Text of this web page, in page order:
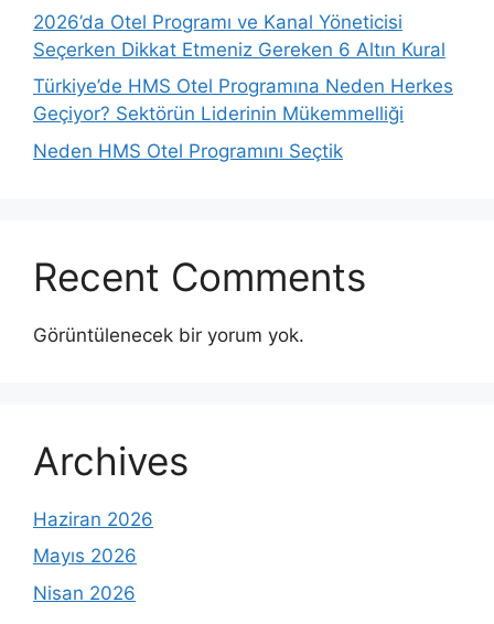
2026’da Otel Programı ve Kanal Yöneticisi
Seçerken Dikkat Etmeniz Gereken 6 Altın Kural
Türkiye’de HMS Otel Programına Neden Herkes
Geçiyor? Sektörün Liderinin Mükemmelliği
Neden HMS Otel Programını Seçtik
Recent Comments
Görüntülenecek bir yorum yok.
Archives
Haziran 2026
Mayıs 2026
Nisan 2026